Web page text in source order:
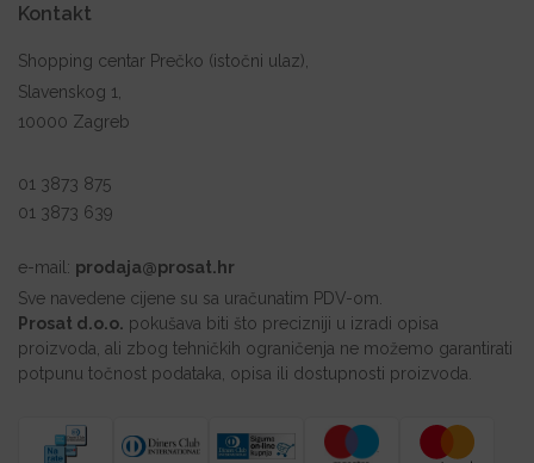
Kontakt
Shopping centar Prečko (istočni ulaz),
Slavenskog 1,
10000 Zagreb
01 3873 875
01 3873 639
e-mail: prodaja@prosat.hr
Sve navedene cijene su sa uračunatim PDV-om.
Prosat d.o.o. pokušava biti što precizniji u izradi opisa
proizvoda, ali zbog tehničkih ograničenja ne možemo garantirati
potpunu točnost podataka, opisa ili dostupnosti proizvoda.